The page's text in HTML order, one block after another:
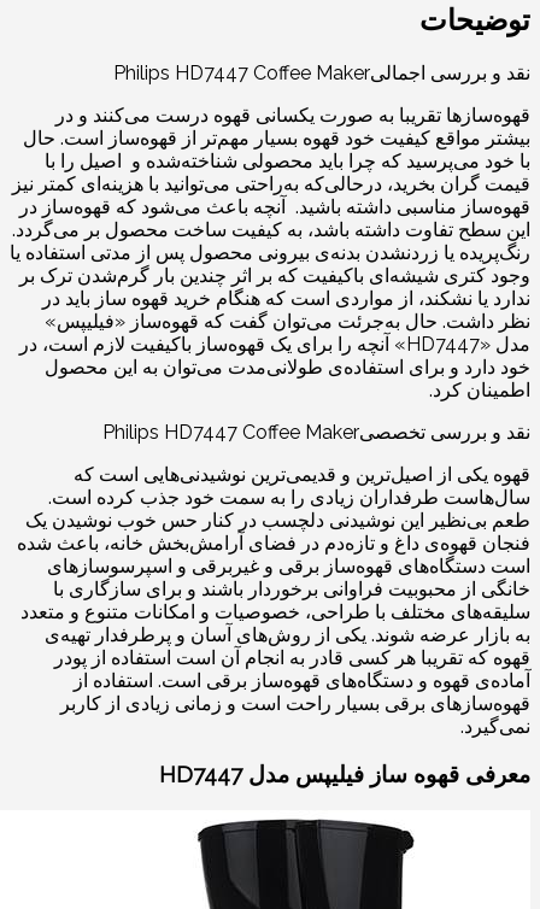
توضیحات
نقد و بررسی اجمالیPhilips HD7447 Coffee Maker
قهوه‌سازها تقریبا به صورت یکسانی قهوه درست می‌کنند و در
بیشتر مواقع کیفیت خود قهوه بسیار مهم‌تر از قهوه‌ساز است. حال
با خود می‌پرسید که چرا باید محصولی شناخته‌شده و اصیل را با
قیمت گران بخرید، درحالی‌که به‌راحتی می‌توانید با هزینه‌ای کمتر نیز
قهوه‌ساز مناسبی داشته باشید. آنچه باعث می‌شود که قهوه‌ساز در
این سطح تفاوت داشته باشد، به کیفیت ساخت محصول بر می‌گردد.
رنگ‌پریده‌ یا زردنشدن بدنه‌ی بیرونی محصول پس از مدتی استفاده یا
وجود کتری شیشه‌ای با‌کیفیت که بر اثر چندین بار گرم‌شدن ترک بر
ندارد یا نشکند، از مواردی است که هنگام خرید قهوه ساز باید در
نظر داشت. حال به‌جرئت می‌توان گفت که قهوه‌ساز «فیلیپس»
مدل «HD7447» آنچه را برای یک قهوه‌ساز باکیفیت لازم است، در
خود دارد و برای استفاده‌ی طولانی‌مدت می‌توان به این محصول
اطمینان کرد.
نقد و بررسی تخصصیPhilips HD7447 Coffee Maker
قهوه یکی از اصیل‌ترین و قدیمی‌ترین نوشیدنی‌هایی است که
سال‌هاست طرفداران زیادی را به سمت خود جذب کرده است.
طعم بی‌نظیر این نوشیدنی دلچسب در کنار حس خوب نوشیدن یک
فنجان قهوه‌ی داغ و تازه‌دم در فضای آرامش‌بخش خانه‌، باعث شده
است دستگاه‌های قهوه‌ساز برقی و غیربرقی و اسپرسوسازهای
خانگی از محبوبیت فراوانی برخوردار باشند و برای سازگاری با
سلیقه‌های مختلف با طراحی‌، خصوصیات و امکانات متنوع و متعدد
به بازار عرضه شوند. یکی از روش‌های آسان و پرطرفدار تهیه‌ی
قهوه که تقریبا هر کسی قادر به انجام آن است استفاده از پودر
آماده‌ی قهوه و دستگاه‌های قهوه‌ساز برقی است. استفاده از
قهوه‌سازهای برقی بسیار راحت است و زمانی زیادی از کاربر
نمی‌گیرد.
معرفی قهوه ساز فیلیپس مدل HD7447